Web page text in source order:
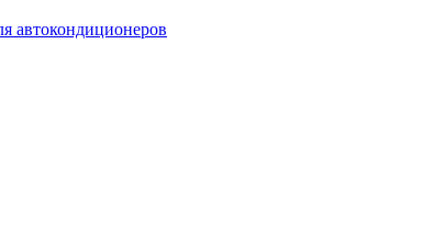
автокондиционеров